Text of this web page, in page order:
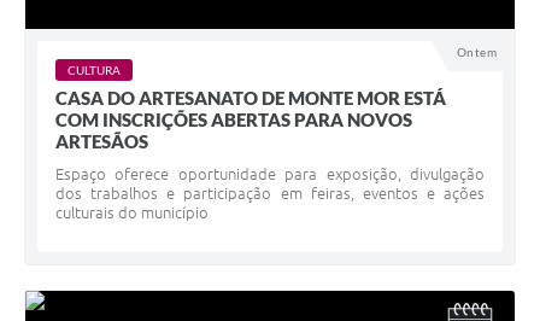
Ontem
CULTURA
CASA DO ARTESANATO DE MONTE MOR ESTÁ
COM INSCRIÇÕES ABERTAS PARA NOVOS
ARTESÃOS
Espaço oferece oportunidade para exposição, divulgação
dos trabalhos e participação em feiras, eventos e ações
culturais do município